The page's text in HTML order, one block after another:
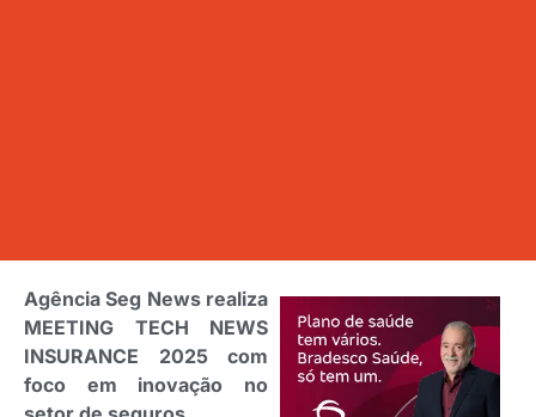
Agência Seg News realiza
MEETING TECH NEWS
INSURANCE 2025 com
foco em inovação no